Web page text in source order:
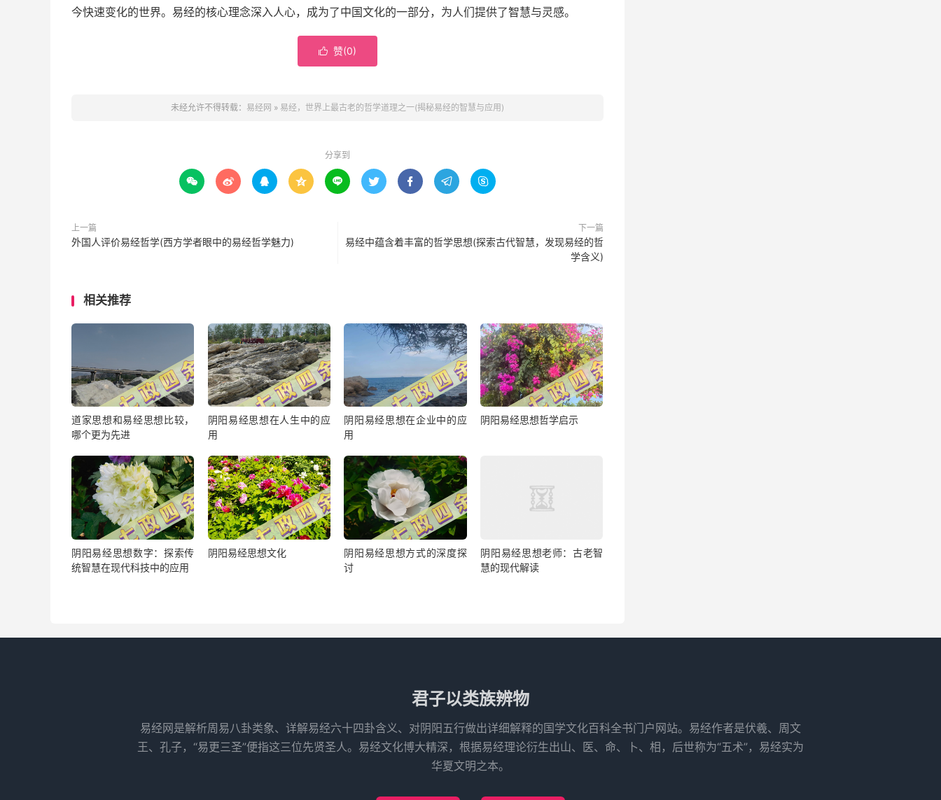
今快速变化的世界。易经的核心理念深入人心，成为了中国文化的一部分，为人们提供了智慧与灵感。
 赞(0)
未经允许不得转载： 易经网 » 易经，世界上最古老的哲学道理之一(揭秘易经的智慧与应用)
分享到
        
上一篇
外国人评价易经哲学(西方学者眼中的易经哲学魅力)
下一篇
易经中蕴含着丰富的哲学思想(探索古代智慧，发现易经的哲
学含义)
相关推荐
道家思想和易经思想比较，
哪个更为先进
阴阳易经思想在人生中的应
用
阴阳易经思想在企业中的应
用
阴阳易经思想哲学启示
阴阳易经思想数字：探索传
统智慧在现代科技中的应用
阴阳易经思想文化
阴阳易经思想方式的深度探
讨
阴阳易经思想老师：古老智
慧的现代解读
君子以类族辨物
易经网是解析周易八卦类象、详解易经六十四卦含义、对阴阳五行做出详细解释的国学文化百科全书门户网站。易经作者是伏羲、周文
王、孔子，“易更三圣”便指这三位先贤圣人。易经文化博大精深，根据易经理论衍生出山、医、命、卜、相，后世称为“五术”，易经实为
华夏文明之本。